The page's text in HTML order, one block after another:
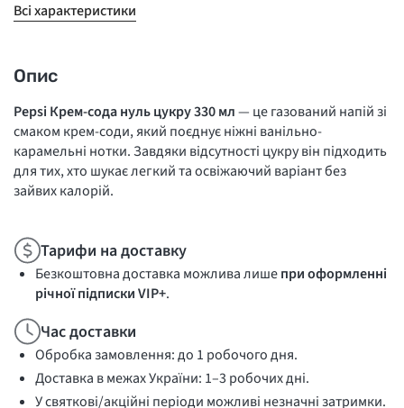
Всі характеристики
Опис
Pepsi Крем-сода нуль цукру 330 мл— це газований напій зі
смаком крем-соди, який поєднує ніжні ванільно-
карамельні нотки. Завдяки відсутності цукру він підходить
для тих, хто шукає легкий та освіжаючий варіант без
зайвих калорій.
Тарифи на доставку
Безкоштовна доставка можлива лишепри оформленні
річної підписки VIP+.
Час доставки
Обробка замовлення: до 1 робочого дня.
Доставка в межах України: 1–3 робочих дні.
У святкові/акційні періоди можливі незначні затримки.